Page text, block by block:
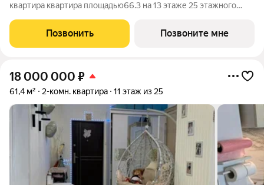
квартира квартира площадью66.3 на 13 этаже 25 этажного
бульвар». Удобное расположение 20 минут пешком до
станции метро «Котельники» и 10
Позвонить Позвоните мне
18 000 000 ₽
61,4 м² 2-комн. квартира 11 этаж из 25